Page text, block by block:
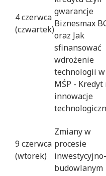
4 czerwca
(czwartek)
gwarancje
Biznesmax
oraz Jak
sfinansować
wdrożenie
technologii w
MŚP - Kredyt
innowacje
9 czerwca
(wtorek)
Zmiany w
procesie
inwestycyjno-
budowlanym